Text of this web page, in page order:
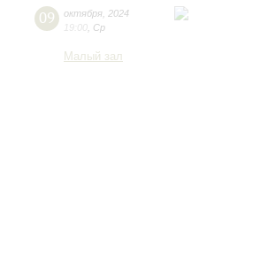
09 октября 2024
19:00 Ср
Малый зал